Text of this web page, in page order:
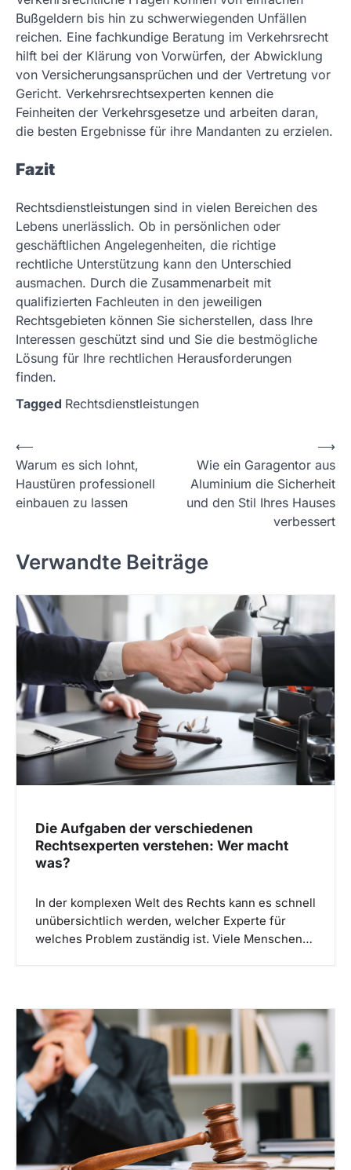
Bußgeldern bis hin zu schwerwiegenden Unfällen
reichen. Eine fachkundige Beratung im Verkehrsrecht
hilft bei der Klärung von Vorwürfen, der Abwicklung
von Versicherungsansprüchen und der Vertretung vor
Gericht. Verkehrsrechtsexperten kennen die
Feinheiten der Verkehrsgesetze und arbeiten daran,
die besten Ergebnisse für ihre Mandanten zu erzielen.
Fazit
Rechtsdienstleistungen sind in vielen Bereichen des
Lebens unerlässlich. Ob in persönlichen oder
geschäftlichen Angelegenheiten, die richtige
rechtliche Unterstützung kann den Unterschied
ausmachen. Durch die Zusammenarbeit mit
qualifizierten Fachleuten in den jeweiligen
Rechtsgebieten können Sie sicherstellen, dass Ihre
Interessen geschützt sind und Sie die bestmögliche
Lösung für Ihre rechtlichen Herausforderungen
finden.
Tagged Rechtsdienstleistungen
P
o
s
a
v
i
g
t
i
n
⟵
Warum es sich lohnt,
Haustüren professionell
einbauen zu lassen
Wie ein Garagentor aus
Aluminium die Sicherheit
und den Stil Ihres Hauses
verbessert
⟶
Verwandte Beiträge
Die Aufgaben der verschiedenen
Rechtsexperten verstehen: Wer macht
was?
In der komplexen Welt des Rechts kann es schnell
unübersichtlich werden, welcher Experte für
welches Problem zuständig ist. Viele Menschen…